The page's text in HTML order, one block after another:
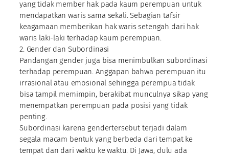
yang tidak member hak pada kaum perempuan untuk
mendapatkan waris sama sekali. Sebagian tafsir
keagamaan memberikan hak waris setengah dari hak
waris laki-laki terhadap kaum perempuan.
2. Gender dan Subordinasi
Pandangan gender juga bisa menimbulkan subordinasi
terhadap perempuan. Anggapan bahwa perempuan itu
irrasional atau emosional sehingga perempua tidak
bisa tampil memimpin, berakibat munculnya sikap yang
menempatkan perempuan pada posisi yang tidak
penting.
Subordinasi karena gendertersebut terjadi dalam
segala macam bentuk yang berbeda dari tempat ke
tempat dan dari waktu ke waktu. Di Jawa, dulu ada